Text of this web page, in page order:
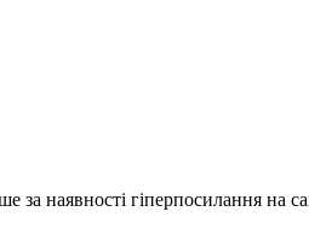
за наявності гіперпосилання на